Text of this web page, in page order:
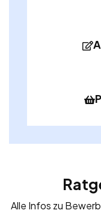
Alle Infos zu